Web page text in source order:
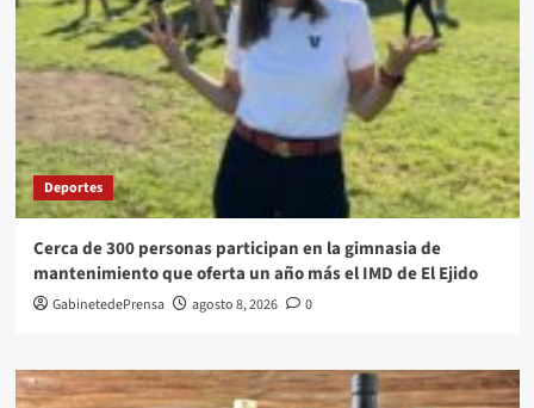
Deportes
Cerca de 300 personas participan en la gimnasia de
mantenimiento que oferta un año más el IMD de El Ejido
GabinetedePrensa agosto 8, 2026 0